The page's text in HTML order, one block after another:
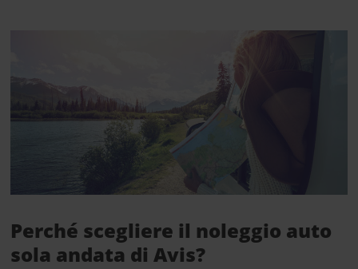
Perché scegliere il noleggio auto
sola andata di Avis?